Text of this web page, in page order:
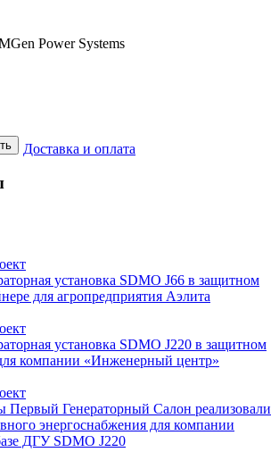
Power Systems
Доставка и оплата
установка SDMO J66 в защитном
для агропредприятия Аэлита
установка SDMO J220 в защитном
компании «Инженерный центр»
Первый Генераторный Салон реализовали
энергоснабжения для компании
ДГУ SDMO J220